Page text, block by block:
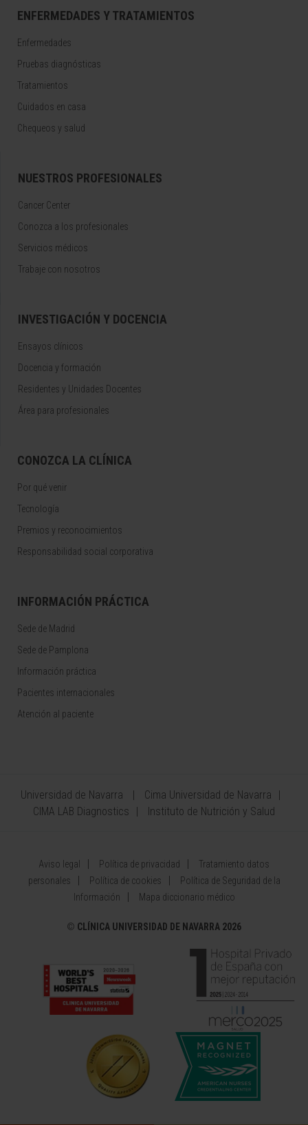
ENFERMEDADES Y TRATAMIENTOS
Enfermedades
Pruebas diagnósticas
Tratamientos
Cuidados en casa
Chequeos y salud
NUESTROS PROFESIONALES
Cancer Center
Conozca a los profesionales
Servicios médicos
Trabaje con nosotros
INVESTIGACIÓN Y DOCENCIA
Ensayos clínicos
Docencia y formación
Residentes y Unidades Docentes
Área para profesionales
CONOZCA LA CLÍNICA
Por qué venir
Tecnología
Premios y reconocimientos
Responsabilidad social corporativa
INFORMACIÓN PRÁCTICA
Sede de Madrid
Sede de Pamplona
Información práctica
Pacientes internacionales
Atención al paciente
Universidad de Navarra
Cima Universidad de Navarra
CIMA LAB Diagnostics
Instituto de Nutrición y Salud
Aviso legal Política de privacidad
Tratamiento datos
personales
Política de cookies
Política de Seguridad de la
Información
Mapa diccionario médico
© CLÍNICA UNIVERSIDAD DE NAVARRA 2026